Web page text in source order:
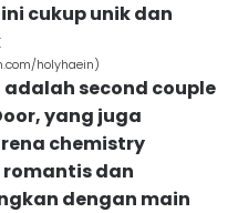
cukup unik dan
holyhaein)
adalah second couple
yang juga
chemistry
dan
dengan main